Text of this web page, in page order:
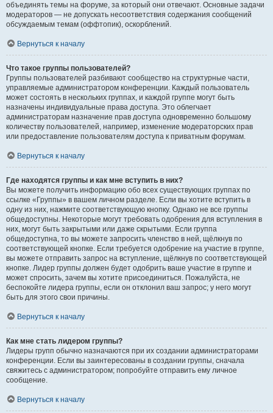
объединять темы на форуме, за который они отвечают. Основные задачи
модераторов — не допускать несоответствия содержания сообщений
обсуждаемым темам (оффтопик), оскорблений.
Вернуться к началу
Что такое группы пользователей?
Группы пользователей разбивают сообщество на структурные части,
управляемые администратором конференции. Каждый пользователь
может состоять в нескольких группах, и каждой группе могут быть
назначены индивидуальные права доступа. Это облегчает
администраторам назначение прав доступа одновременно большому
количеству пользователей, например, изменение модераторских прав
или предоставление пользователям доступа к приватным форумам.
Вернуться к началу
Где находятся группы и как мне вступить в них?
Вы можете получить информацию обо всех существующих группах по
ссылке «Группы» в вашем личном разделе. Если вы хотите вступить в
одну из них, нажмите соответствующую кнопку. Однако не все группы
общедоступны. Некоторые могут требовать одобрения для вступления в
них, могут быть закрытыми или даже скрытыми. Если группа
общедоступна, то вы можете запросить членство в ней, щёлкнув по
соответствующей кнопке. Если требуется одобрение на участие в группе,
вы можете отправить запрос на вступление, щёлкнув по соответствующей
кнопке. Лидер группы должен будет одобрить ваше участие в группе и
может спросить, зачем вы хотите присоединиться. Пожалуйста, не
беспокойте лидера группы, если он отклонил ваш запрос; у него могут
быть для этого свои причины.
Вернуться к началу
Как мне стать лидером группы?
Лидеры групп обычно назначаются при их создании администраторами
конференции. Если вы заинтересованы в создании группы, сначала
свяжитесь с администратором; попробуйте отправить ему личное
сообщение.
Вернуться к началу